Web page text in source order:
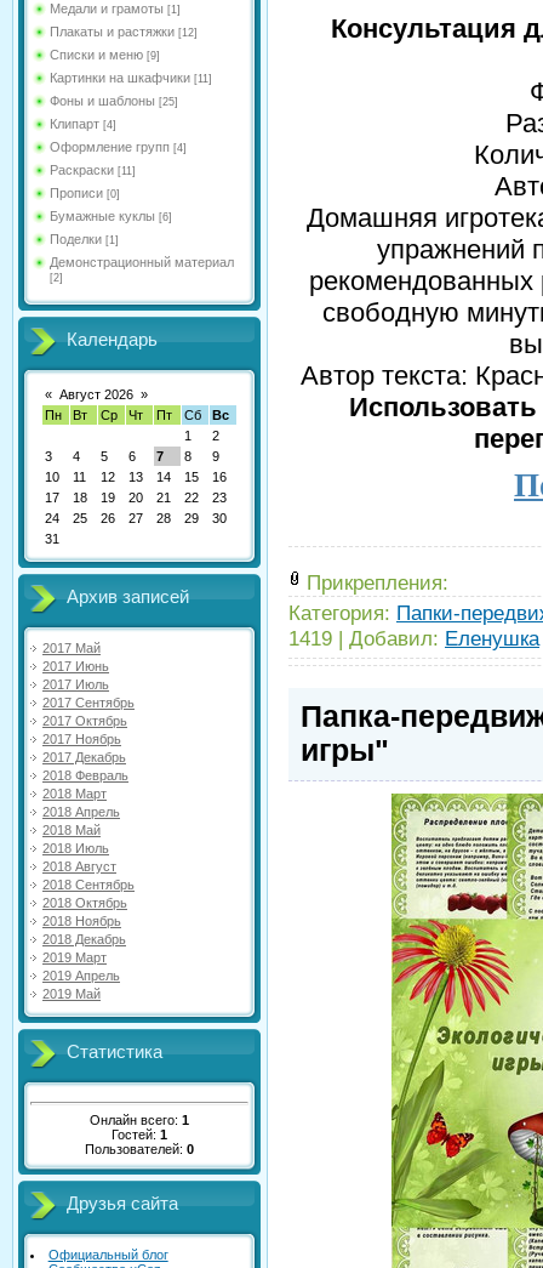
Медали и грамоты [1]
Плакаты и растяжки [12]
Списки и меню [9]
Картинки на шкафчики [11]
Фоны и шаблоны [25]
Клипарт [4]
Оформление групп [4]
Раскраски [11]
Прописи [0]
Бумажные куклы [6]
Поделки [1]
Демонстрационный материал
[2]
Календарь
« Август 2026 »
Пн
Вт Ср Чт Пт Сб
Вс
1
2
3
4 5 6 7 8
9
10
11 12 13 14 15
16
17
18 19 20 21 22
23
24
25 26 27 28 29
30
31
Архив записей
2017 Май
2017 Июнь
2017 Июль
2017 Сентябрь
2017 Октябрь
2017 Ноябрь
2017 Декабрь
2018 Февраль
2018 Март
2018 Апрель
2018 Май
2018 Июль
2018 Август
2018 Сентябрь
2018 Октябрь
2018 Ноябрь
2018 Декабрь
2019 Март
2019 Апрель
2019 Май
Статистика
Онлайн всего: 1
Гостей: 1
Пользователей: 0
Друзья сайта
Официальный блог
Консультация
Домашняя
упражнений
рекомендованных
свободную
Автор текста:
Прикрепления:
Категория: Папки-
1419 | Добавил: Еленушка
Папка-
игры"